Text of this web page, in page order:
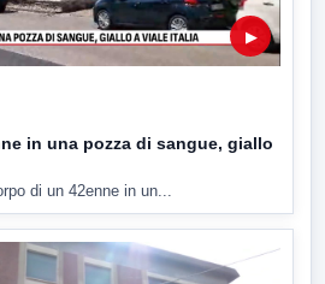
▶
in una pozza di sangue, giallo
di un 42enne in un...